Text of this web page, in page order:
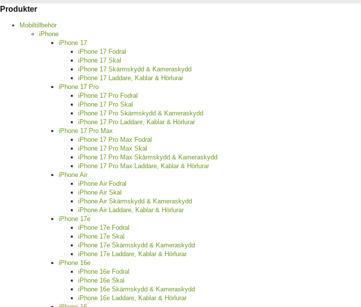
Produkter
Mobiltillbehör
iPhone
iPhone 17
iPhone 17 Fodral
iPhone 17 Skal
iPhone 17 Skärmskydd & Kameraskydd
iPhone 17 Laddare, Kablar & Hörlurar
iPhone 17 Pro
iPhone 17 Pro Fodral
iPhone 17 Pro Skal
iPhone 17 Pro Skärmskydd & Kameraskydd
iPhone 17 Pro Laddare, Kablar & Hörlurar
iPhone 17 Pro Max
iPhone 17 Pro Max Fodral
iPhone 17 Pro Max Skal
iPhone 17 Pro Max Skärmskydd & Kameraskydd
iPhone 17 Pro Max Laddare, Kablar & Hörlurar
iPhone Air
iPhone Air Fodral
iPhone Air Skal
iPhone Air Skärmskydd & Kameraskydd
iPhone Air Laddare, Kablar & Hörlurar
iPhone 17e
iPhone 17e Fodral
iPhone 17e Skal
iPhone 17e Skärmskydd & Kameraskydd
iPhone 17e Laddare, Kablar & Hörlurar
iPhone 16e
iPhone 16e Fodral
iPhone 16e Skal
iPhone 16e Skärmskydd & Kameraskydd
iPhone 16e Laddare, Kablar & Hörlurar